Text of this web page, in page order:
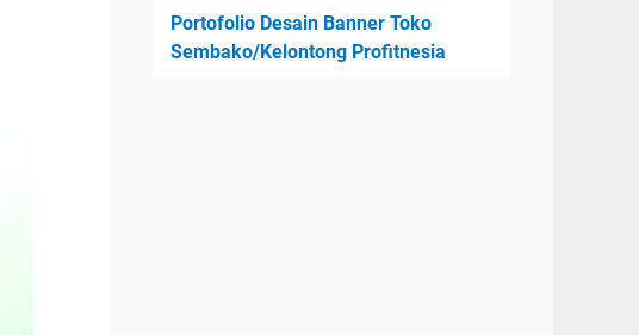
Portofolio Desain Banner Toko
Sembako/Kelontong Profitnesia